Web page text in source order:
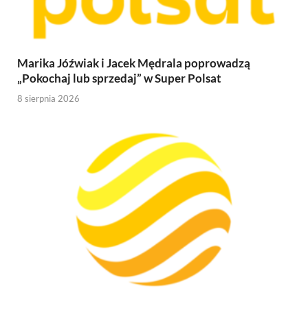
Marika Jóźwiak i Jacek Mędrala poprowadzą
„Pokochaj lub sprzedaj” w Super Polsat
8 sierpnia 2026